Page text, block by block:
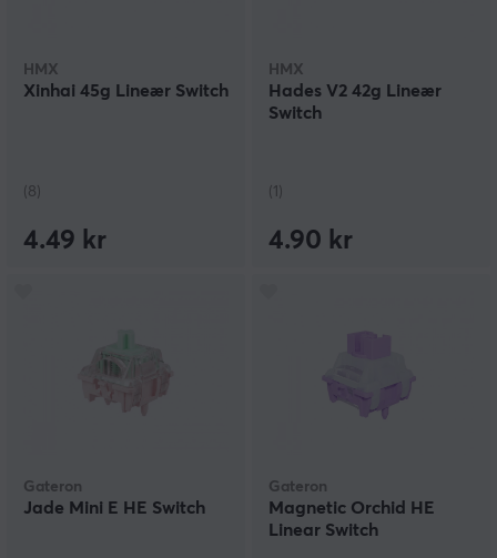
HMX
Xinhai 45g Lineær Switch
(8)
4.49 kr
HMX
Hades V2 42g Lineær
Switch
(1)
4.90 kr
Gateron
Jade Mini E HE Switch
Gateron
Magnetic Orchid HE
Linear Switch